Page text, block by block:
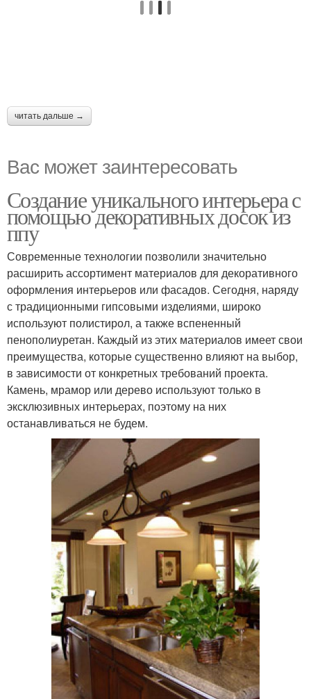
читать дальше →
Вас может заинтересовать
Создание уникального интерьера с
помощью декоративных досок из
ппу
Современные технологии позволили значительно
расширить ассортимент материалов для декоративного
оформления интерьеров или фасадов. Сегодня, наряду
с традиционными гипсовыми изделиями, широко
используют полистирол, а также вспененный
пенополиуретан. Каждый из этих материалов имеет свои
преимущества, которые существенно влияют на выбор,
в зависимости от конкретных требований проекта.
Камень, мрамор или дерево используют только в
эксклюзивных интерьерах, поэтому на них
останавливаться не будем.